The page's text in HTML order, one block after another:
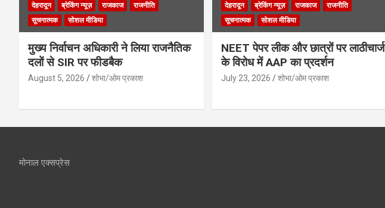
देहरादून ब्रेकिंग न्यूज़ राजकाज
राजनीति
सूचनात्मक
सोशल मीडिया
मुख्य निर्वाचन अधिकारी ने लिया राजनैतिक
दलों से SIR पर फीडबैक
August 5, 2026 शोभा/ओम प्रकाश
देहरादून ब्रेकिंग न्यूज़ राजकाज
राजनीति
सूचनात्मक
सोशल मीडिया
NEET पेपर लीक और छात्रों पर लाठीचार्ज
के विरोध में AAP का प्रदर्शन
July 23, 2026 शोभा/ओम प्रकाश
मोनाल एक्सप्रेस